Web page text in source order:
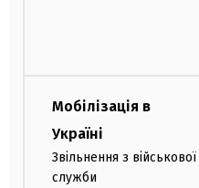
Мобілізація в
Україні
Звільнення з військової
служби